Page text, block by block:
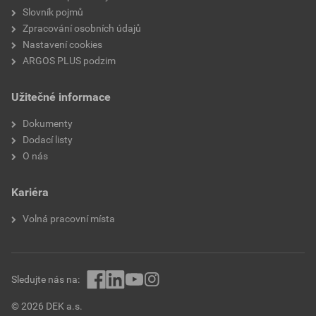
Slovník pojmů
Zpracování osobních údajů
Nastavení cookies
ARGOS PLUS podzim
Užitečné informace
Dokumenty
Dodací listy
O nás
Kariéra
Volná pracovní místa
© 2026 DEK a.s.
Sledujte nás na: